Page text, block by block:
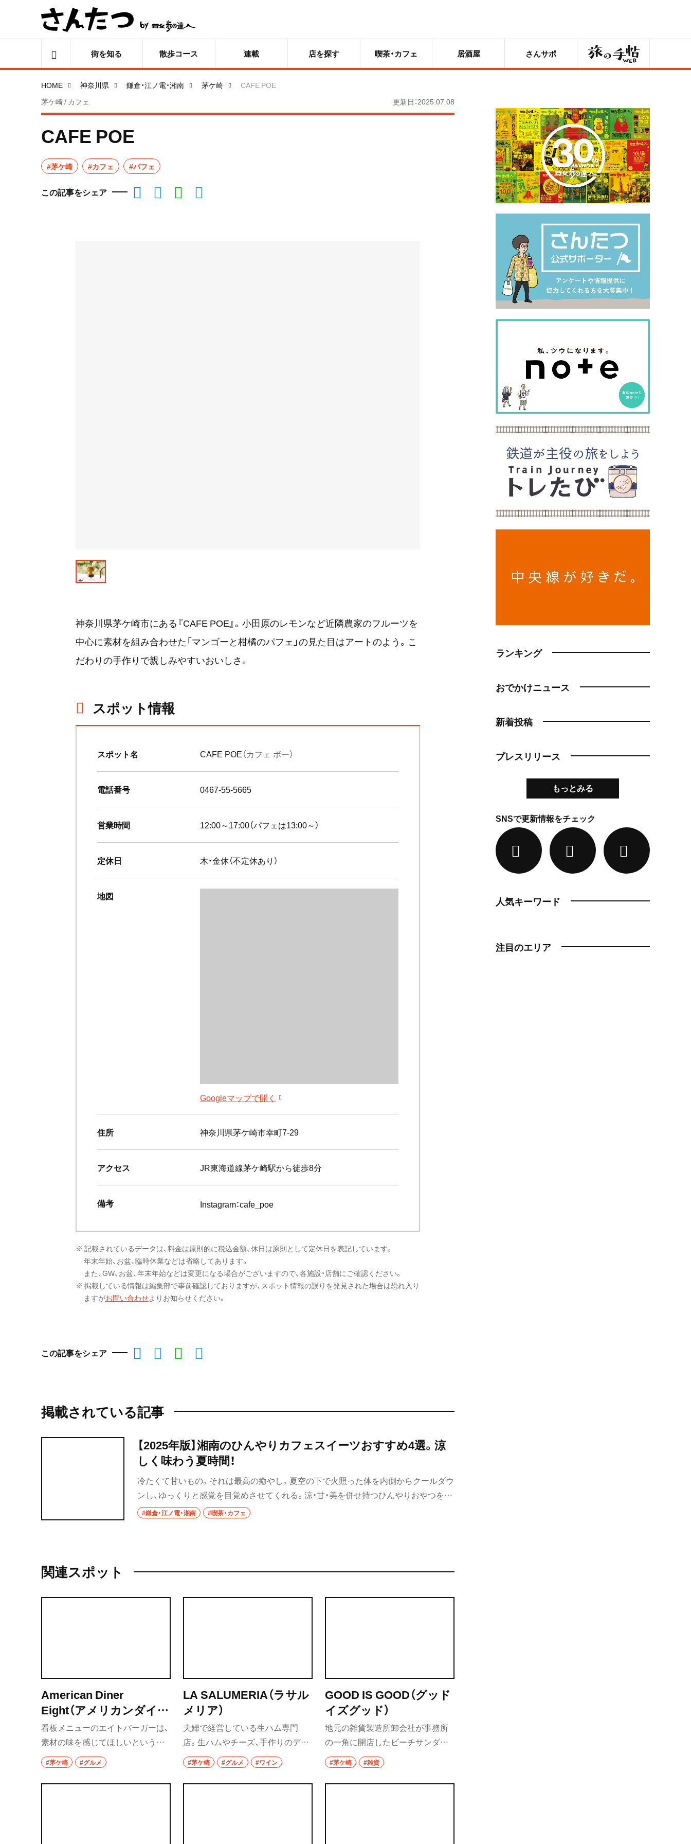
街を知る 散歩コース 連載 店を探す 喫茶・カフェ 居酒屋 さんサポ 旅の手帖
HOME 神奈川県 鎌倉・江ノ電・湘南 茅ケ崎
CAFE POE
茅ケ崎 / カフェ
更新日：2025.07.08
CAFE POE
#茅ケ崎 #カフェ #パフェ
この記事をシェア
神奈川県茅ケ崎市にある『CAFE POE』。小田原のレモンなど近隣農家のフルーツを
中心に素材を組み合わせた「マンゴーと柑橘のパフェ」の見た目はアートのよう。こ
だわりの手作りで親しみやすいおいしさ。
スポット情報
スポット名 CAFE POE（カフェ ポー）
電話番号 0467-55-5665
営業時間 12:00～17:00（パフェは13:00～）
定休日 木・金休（不定休あり）
地図
Googleマップで開く
住所 神奈川県茅ケ崎市幸町7-29
アクセス JR東海道線茅ケ崎駅から徒歩8分
備考 Instagram：cafe_poe
※ 記載されているデータは、料金は原則的に税込金額、休日は原則として定休日を表記しています。
年末年始、お盆、臨時休業などは省略してあります。
また、GW、お盆、年末年始などは変更になる場合がございますので、各施設・店舗にご確認ください。
※ 掲載している情報は編集部で事前確認しておりますが、スポット情報の誤りを発見された場合は恐れ入り
ますがお問い合わせよりお知らせください。
この記事をシェア
掲載されている記事
【2025年版】湘南のひんやりカフェスイーツおすすめ4選。涼
しく味わう夏時間！
冷たくて甘いもの。それは最高の癒やし。夏空の下で火照った体を内側からクールダウ
ンし、ゆっくりと感覚を目覚めさせてくれる。涼・甘・美を併せ持つひんやりおやつを召
し上がれ。
#鎌倉・江ノ電・湘南 #喫茶・カフェ
関連スポット
American Diner
Eight（アメリカンダイナ
ーエイト）
看板メニューのエイトバーガーは、
素材の味を感じてほしいという思
いから、お味付けは塩胡椒とハニー
マスタードのみ。ガツンとくる肉
の旨味を感じて。
#茅ケ崎 #グルメ
LA SALUMERIA（ラサル
メリア）
夫婦で経営している生ハム専門
店。生ハムやチーズ、手作りのデリ
を持ち帰りでき、ゆったりとした座
席で選りすぐりのワインと一緒に
イートインもすることができる。
#茅ケ崎 #グルメ #ワイン
GOOD IS GOOD（グッド
イズグッド）
地元の雑貨製造所卸会社が事務所
の一角に開店したビーチサンダル
専門店。漁師御用達のPEARL印の
ギョサンは湘南ネイビーなどのオ
リジナルカラーが10色以上あり、ほ
#茅ケ崎 #雑貨
ランキング
おでかけニュース
新着投稿
プレスリリース
もっとみる
SNSで更新情報をチェック
人気キーワード
注目のエリア